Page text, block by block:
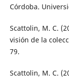
Córdoba.
Scattolin, M. C.
visión de la
79.
Scattolin, M. C.